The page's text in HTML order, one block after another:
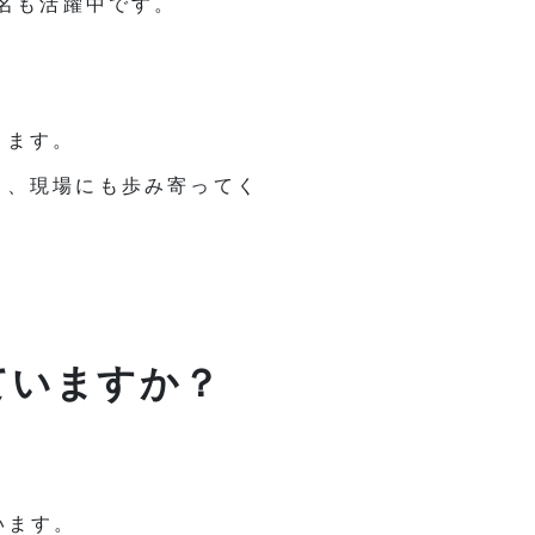
す。
現場にも歩み寄ってく
ますか？
す。